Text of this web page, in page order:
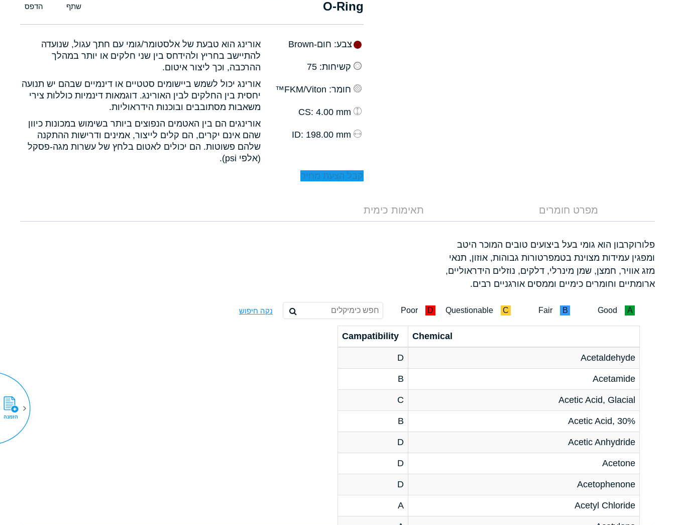
O-Ring
אורינג הוא טבעת של אלסטומר/גומי עם חתך עגול, שנועדה
להתיישב בחריץ ולהידחס בין שני חלקים או יותר במהלך
ההרכבה, וכך ליצור איטום.
אורינג יכול לשמש ביישומים סטטיים או דינמיים שבהם יש תנועה
יחסית בין החלקים לבין האורינג. דוגמאות דינמיות כוללות צירי
משאבות מסתובבים ובוכנות הידראוליות.
אורינגים הם בין האטמים הנפוצים ביותר בשימוש במכונות כיוון
שהם אינם יקרים, הם קלים לייצור, אמינים ודרישות ההתקנה
שלהם פשוטות. הם יכולים לאטום בלחץ של עשרות מגה-פסקל
(אלפי psi).
צבע: חום-Brown
קשיחות: 75
חומר: FKM/Viton™
: 4.00 mm
: 198.00 mm
קבל הצעת מחיר
מפרט חומרים תאימות כימית
פלורוקרבון הוא גומי בעל ביצועים טובים המוכר היטב
ומפגין עמידות מצוינת בטמפרטורות גבוהות, אוזון, תנאי
מזג אוויר, חמצן, שמן מינרלי, דלקים, נוזלים הידראוליים,
ארומתיים וחומרים כימיים וממסים אורגניים רבים.
A
Good
B
Fair
C
Questionable
D
Poor נקה חיפוש
Chemical
Campatibility
Acetaldehyde
D
Acetamide
B
Acetic Acid, Glacial
C
Acetic Acid, 30%
B
Acetic Anhydride
D
Acetone
D
Acetophenone
D
Acetyl Chloride
A
הזמנה